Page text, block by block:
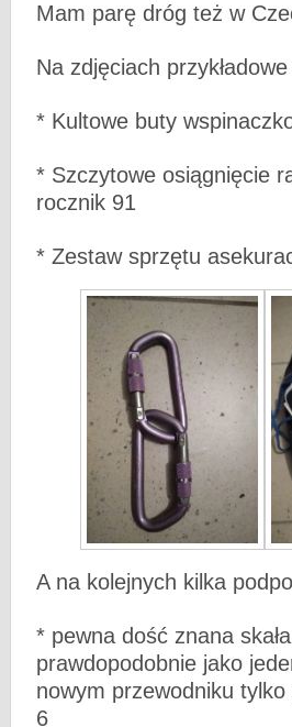
Mam parę dróg też w
Na zdjęciach
* Kultowe buty
* Szczytowe osiągnięcie
rocznik 91
* Zestaw sprzętu
A na kolejnych kilka
* pewna dość znana
prawdopodobnie jako
nowym przewodniku
6